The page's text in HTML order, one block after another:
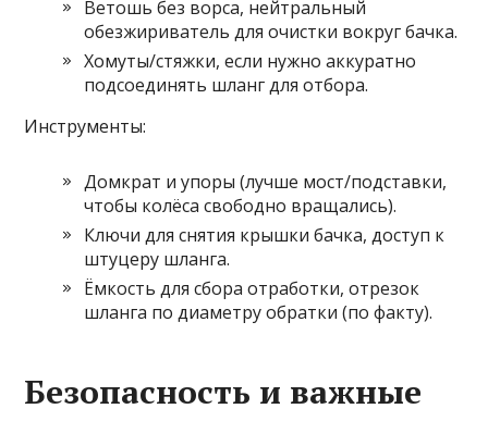
Ветошь без ворса, нейтральный
обезжириватель для очистки вокруг бачка.
Хомуты/стяжки, если нужно аккуратно
подсоединять шланг для отбора.
Инструменты:
Домкрат и упоры (лучше мост/подставки,
чтобы колёса свободно вращались).
Ключи для снятия крышки бачка, доступ к
штуцеру шланга.
Ёмкость для сбора отработки, отрезок
шланга по диаметру обратки (по факту).
Безопасность и важные